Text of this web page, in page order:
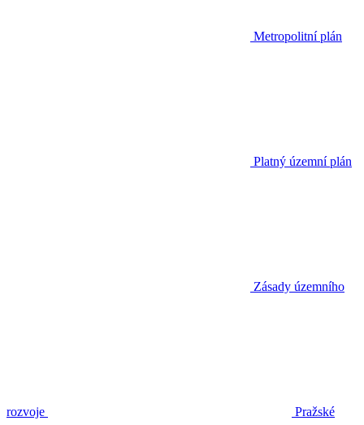
Metropolitní plán
Platný územní plán
Zásady územního
rozvoje Pražské